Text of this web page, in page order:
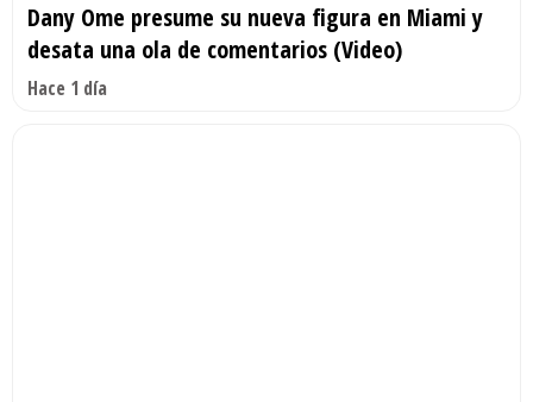
Dany Ome presume su nueva figura en Miami y
desata una ola de comentarios (Video)
Hace 1 día